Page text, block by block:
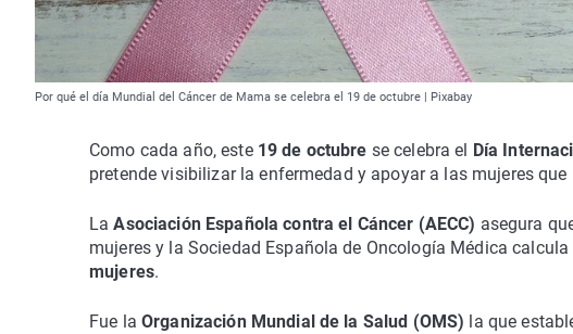
Por qué el día Mundial del Cáncer de Mama se celebra el 19 de octubre | Pixabay
Como cada año, este 19 de octubre se celebra el Día
pretende visibilizar la enfermedad y apoyar a las mujeres
LaAsociación Española contra el Cáncer (AECC) asegura
mujeres y la Sociedad Española de Oncología Médica
mujeres.
Fue la Organización Mundial de la Salud (OMS) la que